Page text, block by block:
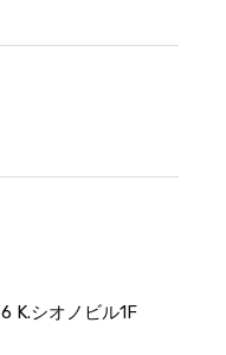
K.シオノビル1F